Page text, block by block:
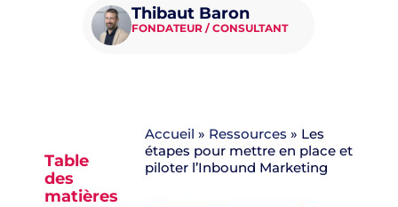
Thibaut Baron
FONDATEUR / CONSULTANT
Table
des
matières
Accueil » Ressources » Les
étapes pour mettre en place et
piloter l’Inbound Marketing